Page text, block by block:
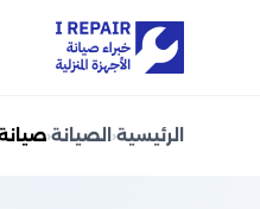
الرئيسية‹ الصيانة‹